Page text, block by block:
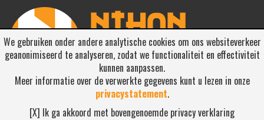
We gebruiken onder andere analytische cookies om ons websiteverkeer
geanonimiseerd te analyseren, zodat we functionaliteit en effectiviteit
kunnen aanpassen.
Meer informatie over de verwerkte gegevens kunt u lezen in onze
privacystatement.
[X] Ik ga akkoord met bovengenoemde privacy verklaring